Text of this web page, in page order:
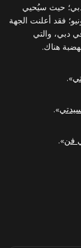
حيث سيُحيي
يوم 18 يونيو؛ فقد أعلنت الجهة
دبي، والتي
هناك.
».
».
فن».